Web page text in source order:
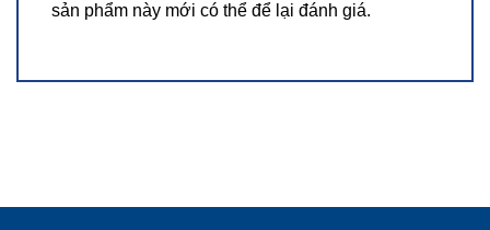
sản phẩm này mới có thể để lại đánh giá.